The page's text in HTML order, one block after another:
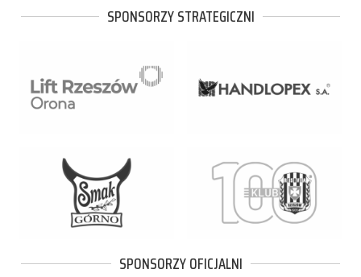
SPONSORZY STRATEGICZNI
SPONSORZY OFICJALNI